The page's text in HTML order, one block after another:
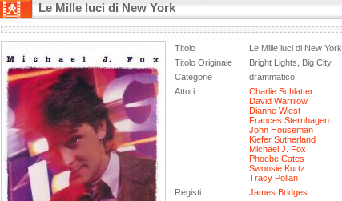
Le Mille luci di New York
Titolo
Le Mille luci di New York
Titolo Originale
Bright Lights, Big City
Categorie
drammatico
Attori
Charlie Schlatter
David Warrilow
Dianne Wiest
Frances Sternhagen
John Houseman
Kiefer Sutherland
Michael J. Fox
Phoebe Cates
Swoosie Kurtz
Tracy Pollan
Registi
James Bridges